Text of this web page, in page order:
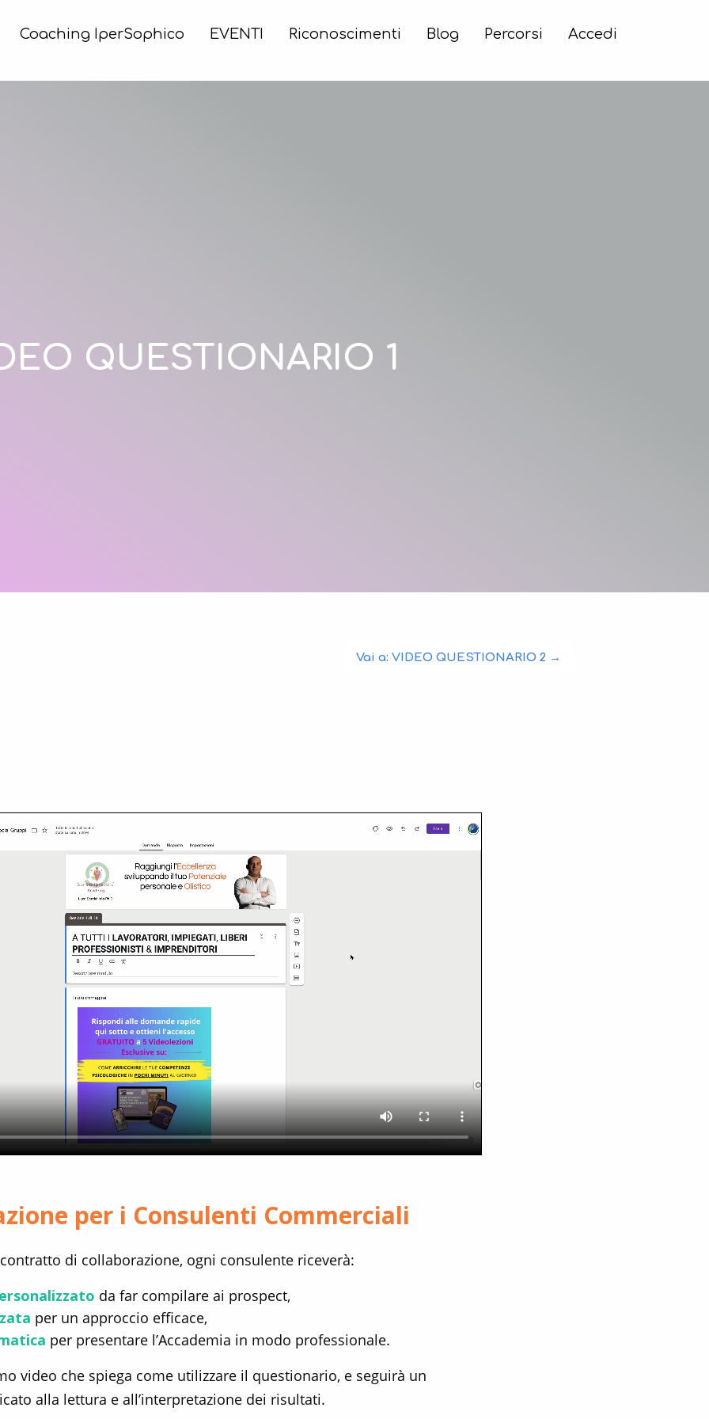
Coaching IperSophico EVENTI Riconoscimenti Blog Percorsi Accedi
QUESTIONARIO 1
Vai a: VIDEO QUESTIONARIO 2 →
per i Consulenti Commerciali
di collaborazione, ogni consulente riceverà:
da far compilare ai prospect,
per un approccio efficace,
per presentare l’Accademia in modo professionale.
video che spiega come utilizzare il questionario, e seguirà un
alla lettura e all’interpretazione dei risultati.